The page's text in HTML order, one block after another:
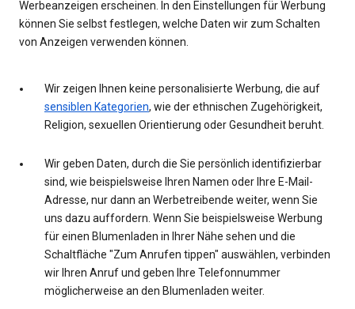
Werbeanzeigen erscheinen. In den Einstellungen für Werbung
können Sie selbst festlegen, welche Daten wir zum Schalten
von Anzeigen verwenden können.
Wir zeigen Ihnen keine personalisierte Werbung, die auf
sensiblen Kategorien, wie der ethnischen Zugehörigkeit,
Religion, sexuellen Orientierung oder Gesundheit beruht.
Wir geben Daten, durch die Sie persönlich identifizierbar
sind, wie beispielsweise Ihren Namen oder Ihre E-Mail-
Adresse, nur dann an Werbetreibende weiter, wenn Sie
uns dazu auffordern. Wenn Sie beispielsweise Werbung
für einen Blumenladen in Ihrer Nähe sehen und die
Schaltfläche "Zum Anrufen tippen" auswählen, verbinden
wir Ihren Anruf und geben Ihre Telefonnummer
möglicherweise an den Blumenladen weiter.